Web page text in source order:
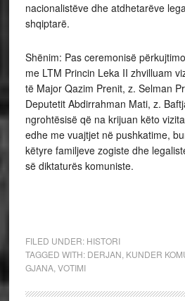
nacionalistëve dhe atdhetarëve
shqiptarë.
Shënim: Pas ceremonisë
me LTM Princin Leka II zhvilluam
të Major Qazim Prenit, z. Selman
Deputetit Abdirrahman Mati, z.
ngrohtësisë që na krijuan këto
edhe me vuajtjet në pushkatime,
këtyre familjeve zogiste dhe
së diktaturës komuniste.
FILED UNDER: HISTORI
TAGGED WITH: DERJAN KUNDER
GJANA, VOTIMI